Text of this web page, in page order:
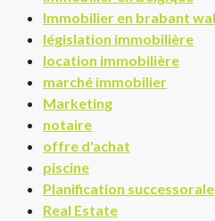
Immobilier en brabant
législation immobilière
location immobilière
marché immobilier
Marketing
notaire
offre d'achat
piscine
Planification successorale
Real Estate